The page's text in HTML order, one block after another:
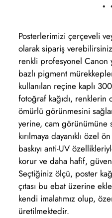
•
Posterlerimizi çerçeveli
olarak sipariş
renkli profesyonel Canon
bazlı pigment
kullanılan reçine kaplı
fotoğraf kağıdı, renklerin
ömürlü görünmesini
yerine, cam görünümüne
kırılmaya dayanıklı özel
baskıyı anti-UV
korur ve daha hafif,
Seçtiğiniz ölçü, poster
çıtası bu ebat üzerine
kendi imalatımız olup,
üretilmektedir.